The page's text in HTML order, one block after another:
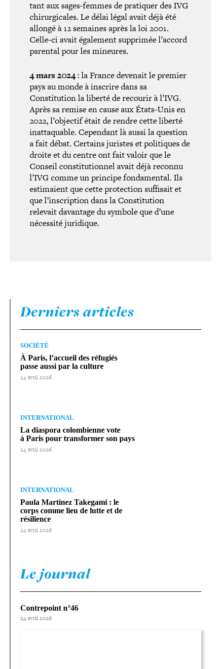
tant aux sages-​femmes de pratiquer des IVG
chi­rur­gi­cales. Le délai légal avait déjà été
allongé à 12 semaines après la loi 2001.
Celle-​ci avait également supprimée l’accord
parental pour les mineures.
4 mars 2024: la France devenait le premier
pays au monde à inscrire dans sa
Constitution la liberté de recourir à l’IVG.
Après sa remise en cause aux États-​Unis en
2022, l’objectif était de rendre cette liberté
inat­ta­quable. Cependant là aussi la question
a fait débat. Certains juristes et poli­tiques de
droite et du centre ont fait valoir que le
Conseil consti­tu­tion­nel avait déjà reconnu
l’IVG comme un principe fon­da­men­tal. Ils
esti­maient que cette pro­tec­tion suffisait et
que l’inscription dans la Constitution
relevait davantage du symbole que d’une
nécessité juridique.
Derniers articles
SOCIÉTÉ
À Paris, l’accueil des réfugiés
passe aussi par la culture
24 avril 2026
INTERNATIONAL
La diaspora colom­bienne vote
à Paris pour trans­for­mer son pays
24 avril 2026
INTERNATIONAL
Paula Martinez Takegami : le
corps comme lieu de lutte et de
résilience
24 avril 2026
Le journal
Contrepoint n°46
24 avril 2026